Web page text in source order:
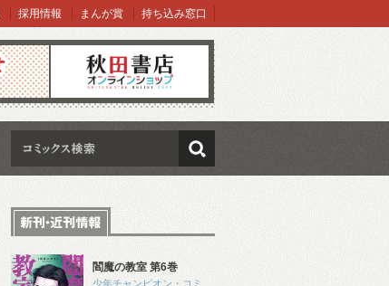
オンラインショップ
採用情報 まんが賞 持ち込み窓口
検索
閻魔の教室 第6巻
少年チャンピオン・コミ